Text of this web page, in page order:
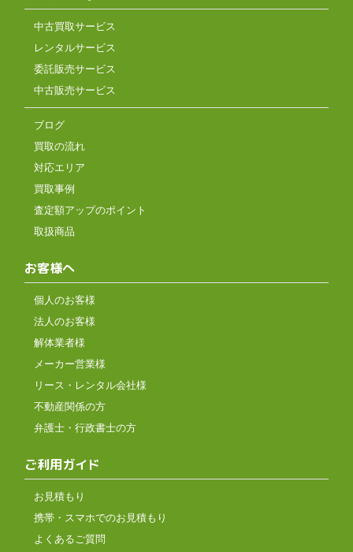
中古買取サービス
レンタルサービス
委託販売サービス
中古販売サービス
ブログ
買取の流れ
対応エリア
買取事例
査定額アップのポイント
取扱商品
お客様へ
個人のお客様
法人のお客様
解体業者様
メーカー営業様
リース・レンタル会社様
不動産関係の方
弁護士・行政書士の方
ご利用ガイド
お見積もり
携帯・スマホでのお見積もり
よくあるご質問